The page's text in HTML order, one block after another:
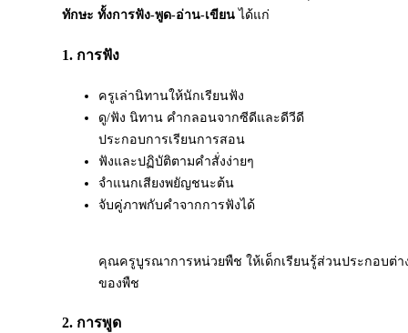
ทักษะ ทั้งการฟัง-พูด-อ่าน-เขียนได้แก่
1. การฟัง
ครูเล่านิทานให้นักเรียนฟัง
ดู/ฟัง นิทาน คำกลอนจากซีดีและดีวีดี
ประกอบการเรียนการสอน
ฟังและปฏิบัติตามคำสั่งง่ายๆ
จำแนกเสียงพยัญชนะต้น
จับคู่ภาพกับคำจากการฟังได้
คุณครูบูรณาการหน่วยพืช ให้เด็กเรียนรู้ส่วนประกอบต่
ของพืช
2. การพูด